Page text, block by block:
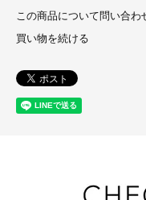
この商品について問い合わ
買い物を続ける